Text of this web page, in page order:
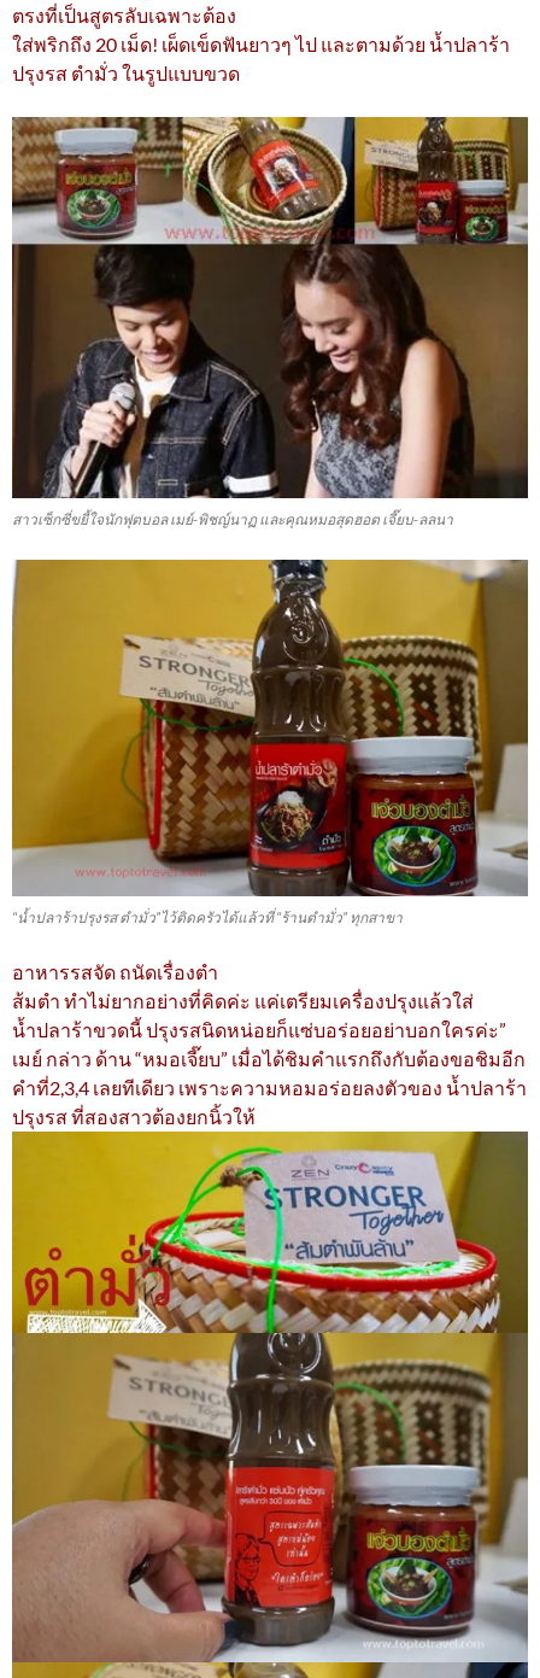
ตรงที่เป็นสูตรลับเฉพาะต้อง
ใส่พริกถึง 20 เม็ด! เผ็ดเข็ดฟันยาวๆ ไป และตามด้วย น้ำปลาร้า
ปรุงรส ตำมั่ว ในรูปแบบขวด
สาวเซ็กซี่ขยี้ใจนักฟุตบอล เมย์-พิชญ์นาฏ และคุณหมอสุดฮอต เจี๊ยบ-ลลนา
“น้ำปลาร้าปรุงรส ตำมั่ว”ไว้ติดครัวได้แล้วที่ “ร้านตำมั่ว” ทุกสาขา
อาหารรสจัด ถนัดเรื่องตำ
ส้มตำ ทำไม่ยากอย่างที่คิดค่ะ แค่เตรียมเครื่องปรุงแล้วใส่
น้ำปลาร้าขวดนี้ ปรุงรสนิดหน่อยก็แซ่บอร่อยอย่าบอกใครค่ะ”
เมย์ กล่าว ด้าน “หมอเจี๊ยบ” เมื่อได้ชิมคำแรกถึงกับต้องขอชิมอีก
คำที่2,3,4 เลยทีเดียว เพราะความหอมอร่อยลงตัวของ น้ำปลาร้า
ปรุงรส ที่สองสาวต้องยกนิ้วให้